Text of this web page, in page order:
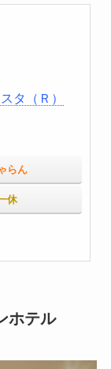
タ（Ｒ）
らん
休
ホテル